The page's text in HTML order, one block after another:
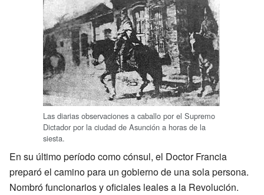
Las diarias observaciones a caballo por el Supremo
Dictador por la ciudad de Asunción a horas de la
siesta.
En su último período como cónsul, el Doctor Francia
preparó el camino para un gobierno de una sola persona.
Nombró funcionarios y oficiales leales a la Revolución.